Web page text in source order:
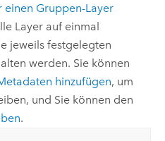
einen Gruppen-Layer
Layer auf einmal
jeweils festgelegten
werden. Sie können
hinzufügen, um
und Sie können den
.